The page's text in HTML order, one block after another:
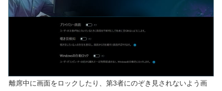
離席中に画面をロックしたり、第3者にのぞき見されないよう画